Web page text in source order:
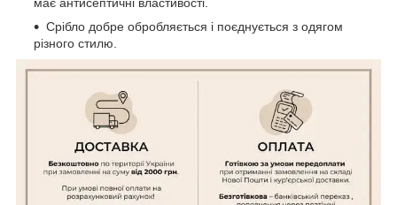
має антисептичні властивості.
Срібло добре обробляється і поєднується з одягом
різного стилю.